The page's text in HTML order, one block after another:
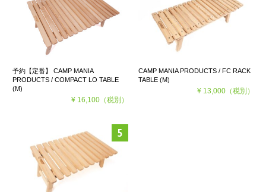
予約【定番】 CAMP MANIA
PRODUCTS / COMPACT LO TABLE
(M)
¥ 16,100（税別）
CAMP MANIA PRODUCTS / FC RACK
TABLE (M)
¥ 13,000（税別）